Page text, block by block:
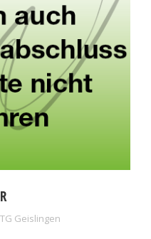
TG Geislingen